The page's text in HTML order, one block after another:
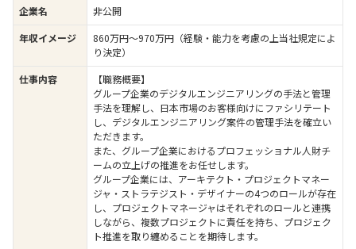
企業名
非公開
年収イメージ
860万円〜970万円（経験・能力を考慮の上当社規定によ
り決定）
仕事内容
【職務概要】
グループ企業のデジタルエンジニアリングの手法と管理
手法を理解し、日本市場のお客様向けにファシリテート
し、デジタルエンジニアリング案件の管理手法を確立い
ただきます。
また、グループ企業におけるプロフェッショナル人財チ
ームの立上げの推進をお任せします。
グループ企業には、アーキテクト・プロジェクトマネー
ジャ・ストラテジスト・デザイナーの4つのロールが存在
し、プロジェクトマネージャはそれぞれのロールと連携
しながら、複数プロジェクトに責任を持ち、プロジェク
ト推進を取り纏めることを期待します。